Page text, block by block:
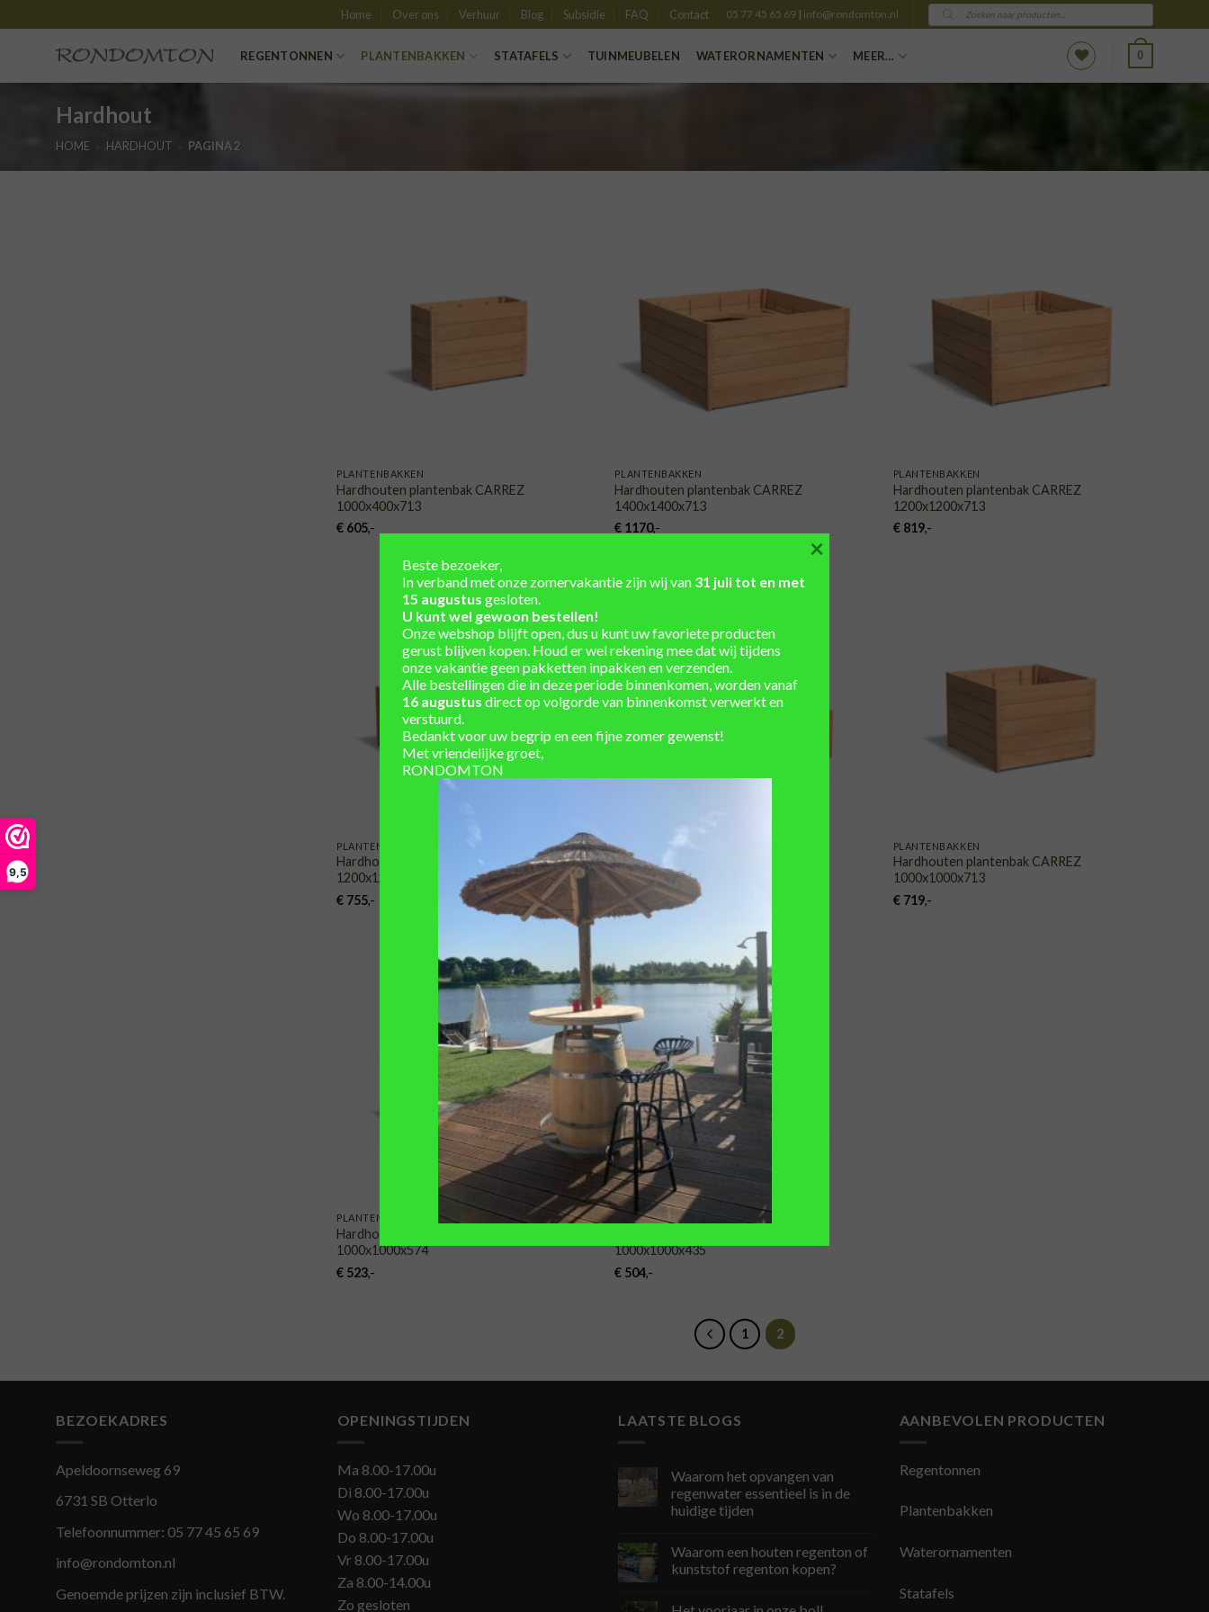
9,5
to
Home Over ons Verhuur Blog Subsidie FAQ Contact 05 77 45 65 69 | info@rondomton.nl
Producten
zoeken
REGENTONNEN PLANTENBAKKEN STATAFELS TUINMEUBELEN WATERORNAMENTEN MEER… 0
Hardhout
HOME HARDHOUT PAGINA 2
PLANTENBAKKEN
Hardhouten plantenbak CARREZ
1000x400x713
€ 605,-
PLANTENBAKKEN
Hardhouten plantenbak CARREZ
1400x1400x713
€ 1170,-
PLANTENBAKKEN
Hardhouten plantenbak CARREZ
1200x1200x713
€819,-
TOEVOEGEN
AAN
VERLANGLIJST
PLANTENBAKKEN
Hardhouten plantenbak CARREZ
1200x1200x574
€ 755,-
VERLANGLIJST
PLANTENBAKKEN
Hardhouten plantenbak CARREZ
1200x1200x435
568
PLANTENBAKKEN
Hardhouten plantenbak CARREZ
1000x1000x713
€719,-
TOEVOEGEN
AAN
VERLANGLIJST
PLANTENBAKKEN
Hardhouten plantenbak CARREZ
1000x1000x574
€ 523,-
PLANTENBAKKEN
1000x1000x435
€ 504,-
1 2
BEZOEKADRES
Apeldoornseweg 69
6731 SB Otterlo
Telefoonnummer: 05 77 45 65 69
info@rondomton.nl
Genoemde prijzen zijn inclusief BTW.
OPENINGSTIJDEN
Ma 8.00-17.00u
Di 8.00-17.00u
Wo 8.00-17.00u
Do 8.00-17.00u
Vr 8.00-17.00u
Za 8.00-14.00u
Zo gesloten
LAATSTE BLOGS
Waarom het opvangen van
regenwater essentieel is in de
huidige tijden
Waarom een houten regenton of
kunststof regenton kopen?
AANBEVOLEN PRODUCTEN
Regentonnen
Plantenbakken
Waterornamenten
Statafels
Beste bezoeker,
In verband met onze zomervakantie zijn wij van 31 juli tot en met
15 augustus gesloten.
U kunt wel gewoon bestellen!
Onze webshop blijft open, dus u kunt uw favoriete producten
gerust blijven kopen. Houd er wel rekening mee dat wij tijdens
onze vakantie geen pakketten inpakken en verzenden.
Alle bestellingen die in deze periode binnenkomen, worden vanaf
16 augustus direct op volgorde van binnenkomst verwerkt en
verstuurd.
Bedankt voor uw begrip en een fijne zomer gewenst!
Met vriendelijke groet,
RONDOMTON
×